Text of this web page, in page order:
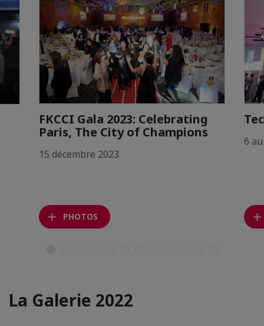
FKCCI Gala 2023: Celebrating
Paris, The City of Champions
15 décembre 2023
PHOTOS
6
La Galerie 2022